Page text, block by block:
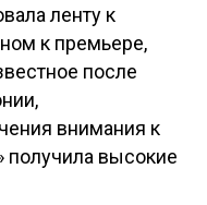
ленту к
к премьере,
после
внимания к
получила высокие